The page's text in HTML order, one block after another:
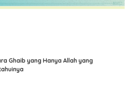
Ghaib yang Hanya Allah yang